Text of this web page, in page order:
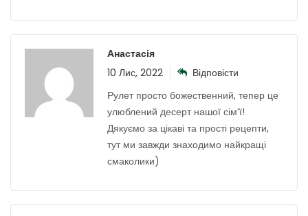
Анастасія
10 Лис, 2022
Відповісти
Рулет просто божественний, тепер це
улюблений десерт нашої сім’ї!
Дякуємо за цікаві та прості рецепти,
тут ми завжди знаходимо найкращі
смаколики)